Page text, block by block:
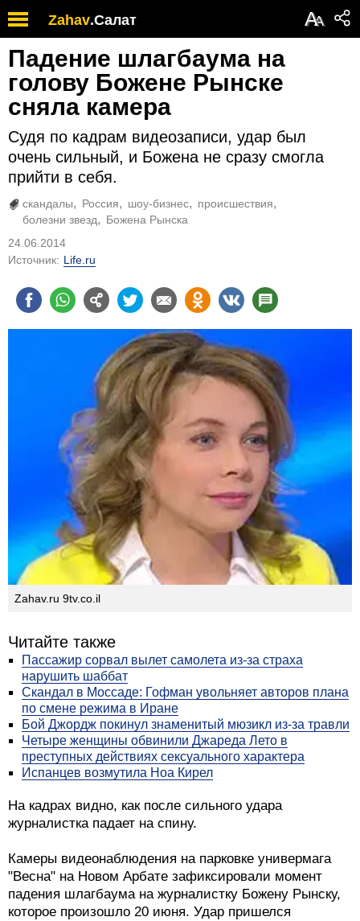
Zahav.Салат АА
Падение шлагбаума на
голову Божене Рынске
сняла камера
Судя по кадрам видеозаписи, удар был
очень сильный, и Божена не сразу смогла
прийти в себя.
скандалы Россия шоу-бизнес
происшествия
болезни звезд
Божена Рынска
24.06.2014
Источник: Life.ru
Zahav.ru 9tv.co.il
Читайте также
Пассажир сорвал вылет самолета из-за страха
нарушить шаббат
Скандал в Моссаде: Гофман увольняет авторов плана
по смене режима в Иране
Бой Джордж покинул знаменитый мюзикл из-за травли
Четыре женщины обвинили Джареда Лето в
преступных действиях сексуального характера
Испанцев возмутила Ноа Кирел
На кадрах видно, как после сильного удара
журналистка падает на спину.
Камеры видеонаблюдения на парковке универмага
"Весна" на Новом Арбате зафиксировали момент
падения шлагбаума на журналистку Божену Рынску,
которое произошло 20 июня. Удар пришелся